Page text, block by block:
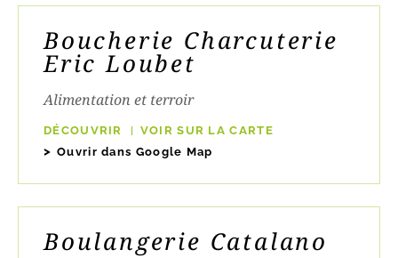
Boucherie Charcuterie
Eric Loubet
Alimentation et terroir
DÉCOUVRIR
VOIR SUR LA CARTE
Ouvrir dans Google Map
Boulangerie Catalano